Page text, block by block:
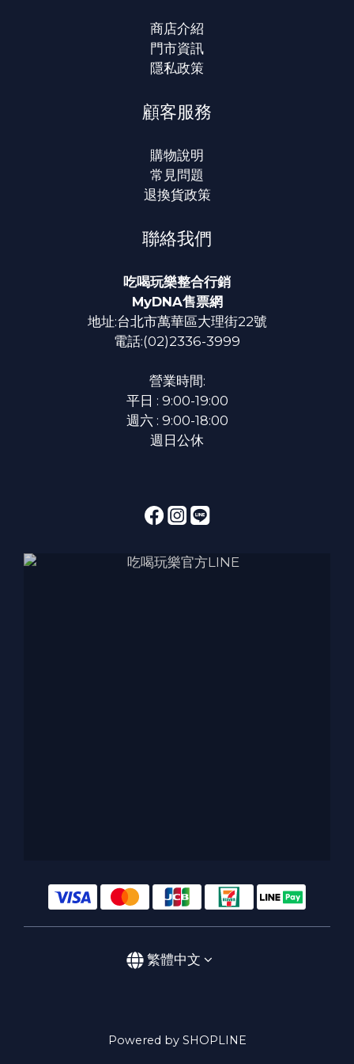
商店介紹
門市資訊
隱私政策
顧客服務
購物說明
常見問題
退換貨政策
聯絡我們
吃喝玩樂整合行銷
MyDNA售票網
地址:台北市萬華區大理街22號
電話:(02)2336-3999
營業時間:
平日 : 9:00-19:00
週六 : 9:00-18:00
週日公休
繁體中文
Powered by SHOPLINE